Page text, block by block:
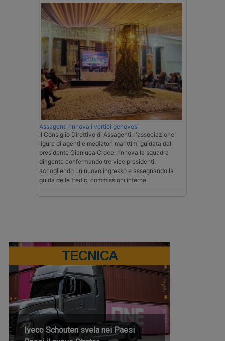
Assagenti rinnova i vertici genovesi
Il Consiglio Direttivo di Assagenti, l'associazione
ligure di agenti e mediatori marittimi guidata dal
presidente Gianluca Croce, rinnova la squadra
dirigente confermando tre vice presidenti,
accogliendo un nuovo ingresso e assegnando la
guida delle tredici commissioni interne.
TECNICA
Iveco Schouten svela nei Paesi